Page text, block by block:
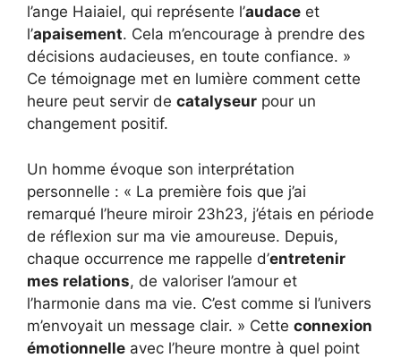
l’ange Haiaiel, qui représente l’audace et
l’apaisement. Cela m’encourage à prendre des
décisions audacieuses, en toute confiance. »
Ce témoignage met en lumière comment cette
heure peut servir de catalyseur pour un
changement positif.
Un homme évoque son interprétation
personnelle : « La première fois que j’ai
remarqué l’heure miroir 23h23, j’étais en période
de réflexion sur ma vie amoureuse. Depuis,
chaque occurrence me rappelle d’entretenir
mes relations, de valoriser l’amour et
l’harmonie dans ma vie. C’est comme si l’univers
m’envoyait un message clair. » Cette connexion
émotionnelle avec l’heure montre à quel point